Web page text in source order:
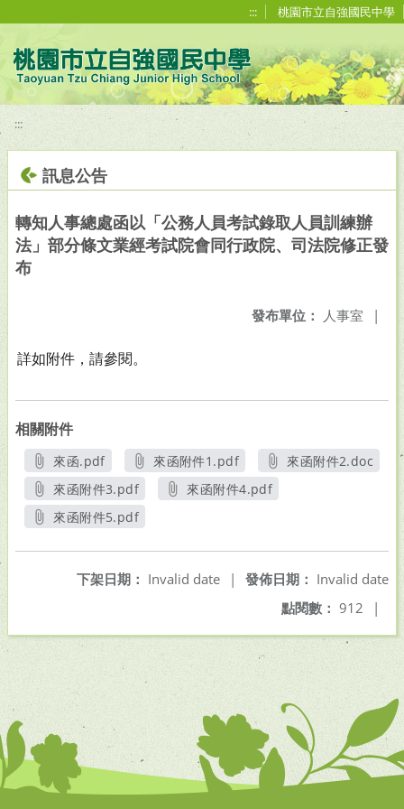
::: 桃園市立自強國民中學
:::
訊息公告
轉知人事總處函以「公務人員考試錄取人員訓練辦
法」部分條文業經考試院會同行政院、司法院修正發
布
發布單位： 人事室 |
詳如附件，請參閱。
相關附件
來函.pdf
另開新視窗
來函附件1.pdf
另開新視窗
來函附件2.doc
來函附件3.pdf
另開新視窗
來函附件4.pdf
來函附件5.pdf
發佈日期： Invalid date
下架日期： Invalid date
|
點閱數： 912 |